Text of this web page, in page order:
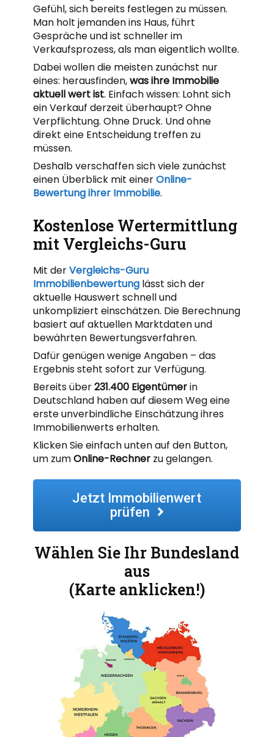
Gefühl, sich bereits festlegen zu müssen.
Man holt jemanden ins Haus, führt
Gespräche und ist schneller im
Verkaufsprozess, als man eigentlich wollte.
Dabei wollen die meisten zunächst nur
eines: herausfinden,was ihre Immobilie
aktuell wert ist. Einfach wissen: Lohnt sich
ein Verkauf derzeit überhaupt? Ohne
Verpflichtung. Ohne Druck. Und ohne
direkt eine Entscheidung treffen zu
müssen.
Deshalb verschaffen sich viele zunächst
einen Überblick mit einerOnline-
Bewertung ihrer Immobilie.
Kostenlose Wertermittlung
mit Vergleichs-Guru
Mit derVergleichs-Guru
Immobilienbewertunglässt sich der
aktuelle Hauswert schnell und
unkompliziert einschätzen. Die Berechnung
basiert auf aktuellen Marktdaten und
bewährten Bewertungsverfahren.
Dafür genügen wenige Angaben – das
Ergebnis steht sofort zur Verfügung.
Bereits über231.400 Eigentümerin
Deutschland haben auf diesem Weg eine
erste unverbindliche Einschätzung ihres
Immobilienwerts erhalten.
Klicken Sie einfach unten auf den Button,
um zumOnline-Rechnerzu gelangen.
Jetzt Immobilienwert
prüfen
Wählen Sie Ihr Bundesland
aus
(Karte anklicken!)